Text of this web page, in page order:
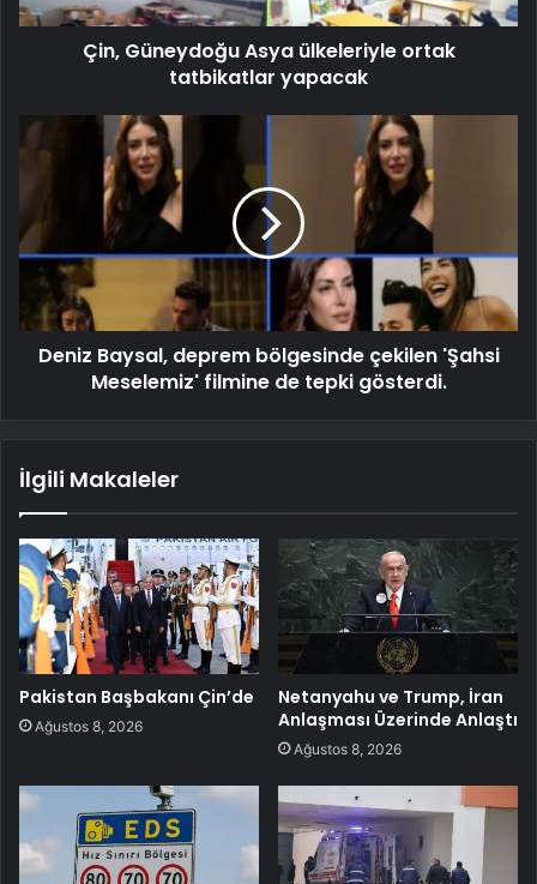
Çin, Güneydoğu Asya ülkeleriyle ortak
tatbikatlar yapacak
Deniz Baysal, deprem bölgesinde çekilen 'Şahsi
Meselemiz' filmine de tepki gösterdi.
İlgili Makaleler
Pakistan Başbakanı Çin’de
Ağustos 8, 2026
Netanyahu ve Trump, İran
Anlaşması Üzerinde Anlaştı
Ağustos 8, 2026